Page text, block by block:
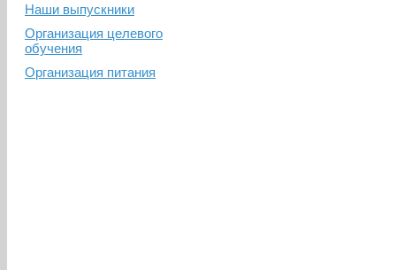
Наши выпускники
Организация целевого
обучения
Организация питания